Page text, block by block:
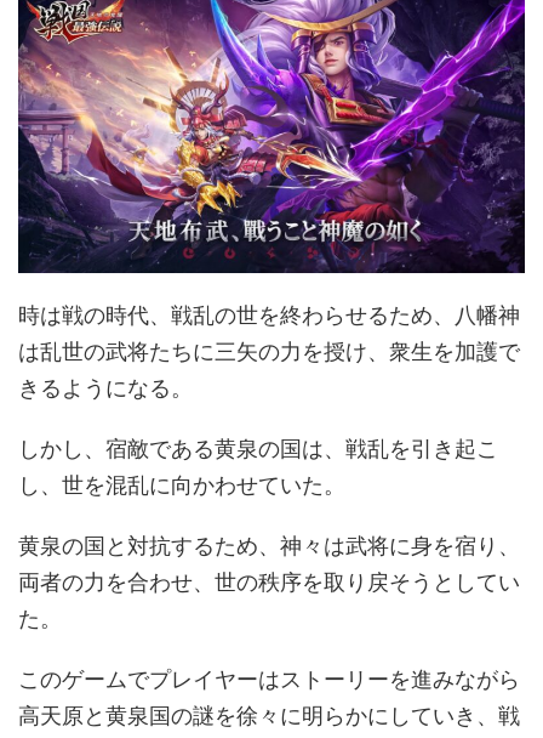
時は戦の時代、戦乱の世を終わらせるため、八幡神
は乱世の武将たちに三矢の力を授け、衆生を加護で
きるようになる。
しかし、宿敵である黄泉の国は、戦乱を引き起こ
し、世を混乱に向かわせていた。
黄泉の国と対抗するため、神々は武将に身を宿り、
両者の力を合わせ、世の秩序を取り戻そうとしてい
た。
このゲームでプレイヤーはストーリーを進みながら
高天原と黄泉国の謎を徐々に明らかにしていき、戦